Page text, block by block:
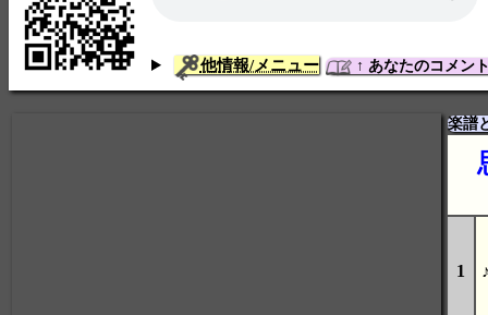
他情報/メニュー ↑ あなたのコメン
楽譜
1 ♪